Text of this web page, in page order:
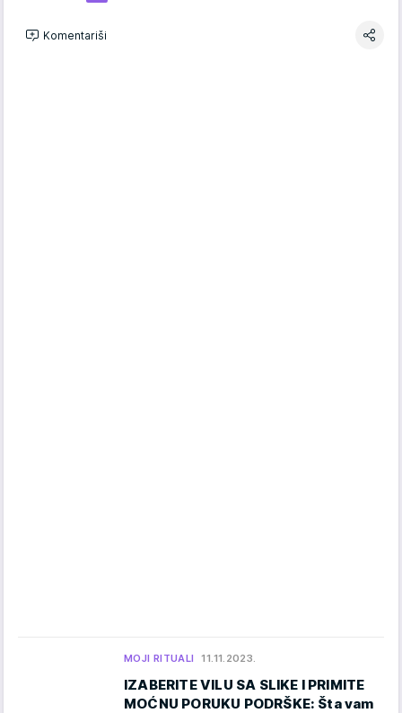
Komentariši
MOJI RITUALI 11.11.2023.
IZABERITE VILU SA SLIKE I PRIMITE
MOĆNU PORUKU PODRŠKE: Šta vam